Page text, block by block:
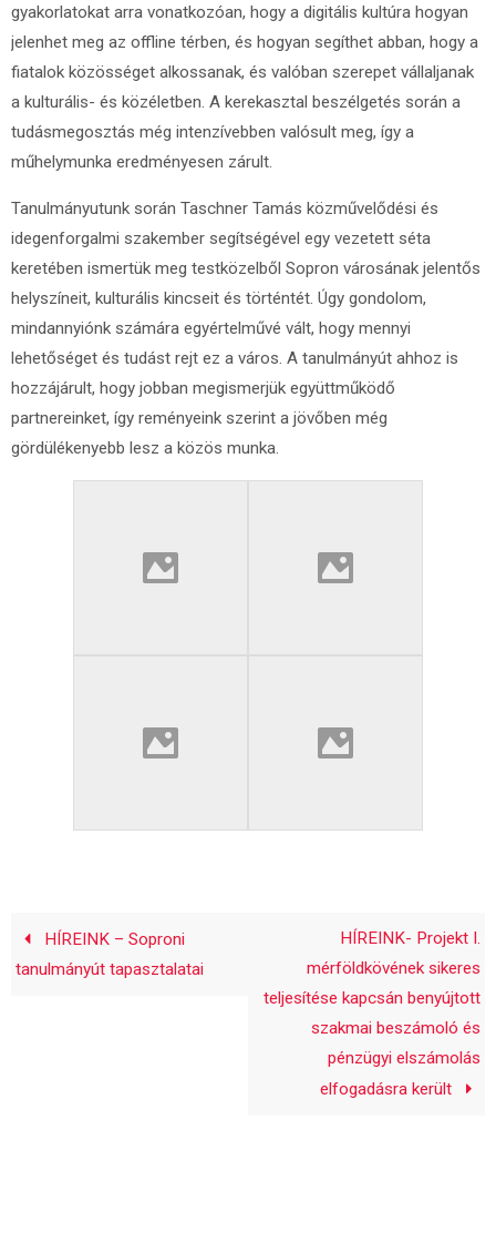
gyakorlatokat arra vonatkozóan, hogy a digitális kultúra hogyan
jelenhet meg az offline térben, és hogyan segíthet abban, hogy a
fiatalok közösséget alkossanak, és valóban szerepet vállaljanak
a kulturális- és közéletben. A kerekasztal beszélgetés során a
tudásmegosztás még intenzívebben valósult meg, így a
műhelymunka eredményesen zárult.
Tanulmányutunk során Taschner Tamás közművelődési és
idegenforgalmi szakember segítségével egy vezetett séta
keretében ismertük meg testközelből Sopron városának jelentős
helyszíneit, kulturális kincseit és történtét. Úgy gondolom,
mindannyiónk számára egyértelművé vált, hogy mennyi
lehetőséget és tudást rejt ez a város. A tanulmányút ahhoz is
hozzájárult, hogy jobban megismerjük együttműködő
partnereinket, így reményeink szerint a jövőben még
gördülékenyebb lesz a közös munka.
HÍREINK – Soproni
tanulmányút tapasztalatai
HÍREINK- Projekt I.
mérföldkövének sikeres
teljesítése kapcsán benyújtott
szakmai beszámoló és
pénzügyi elszámolás
elfogadásra került